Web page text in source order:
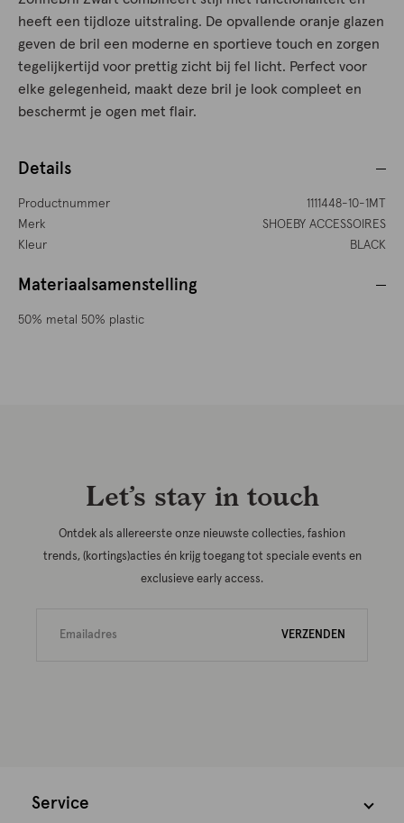
heeft een tijdloze uitstraling. De opvallende oranje glazen
geven de bril een moderne en sportieve touch en zorgen
tegelijkertijd voor prettig zicht bij fel licht. Perfect voor
elke gelegenheid, maakt deze bril je look compleet en
beschermt je ogen met flair.
Details
Productnummer
1111448-10-1MT
Merk
SHOEBY ACCESSOIRES
Kleur
BLACK
Materiaalsamenstelling
50% metal 50% plastic
Let’s stay in touch
Ontdek als allereerste onze nieuwste collecties, fashion
trends, (kortings)acties én krijg toegang tot speciale events en
exclusieve early access.
VERZENDEN
Service